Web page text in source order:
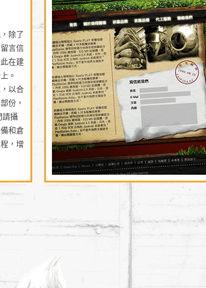
除了
言信
在建
。
以合
份，
請攝
和倉
，增